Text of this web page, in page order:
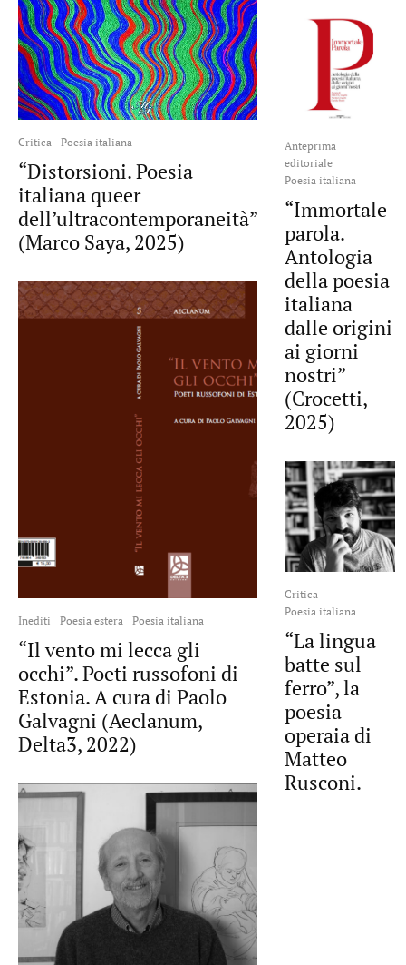
Critica Poesia italiana
“Distorsioni. Poesia
italiana queer
dell’ultracontemporaneità”
(Marco Saya, 2025)
Inediti Poesia estera Poesia italiana
“Il vento mi lecca gli
occhi”. Poeti russofoni di
Estonia. A cura di Paolo
Galvagni (Aeclanum,
Delta3, 2022)
Anteprima
editoriale
Poesia italiana
“Immortale
parola.
Antologia
della poesia
italiana
dalle origini
ai giorni
nostri”
(Crocetti,
2025)
Critica
Poesia italiana
“La lingua
batte sul
ferro”, la
poesia
operaia di
Matteo
Rusconi.